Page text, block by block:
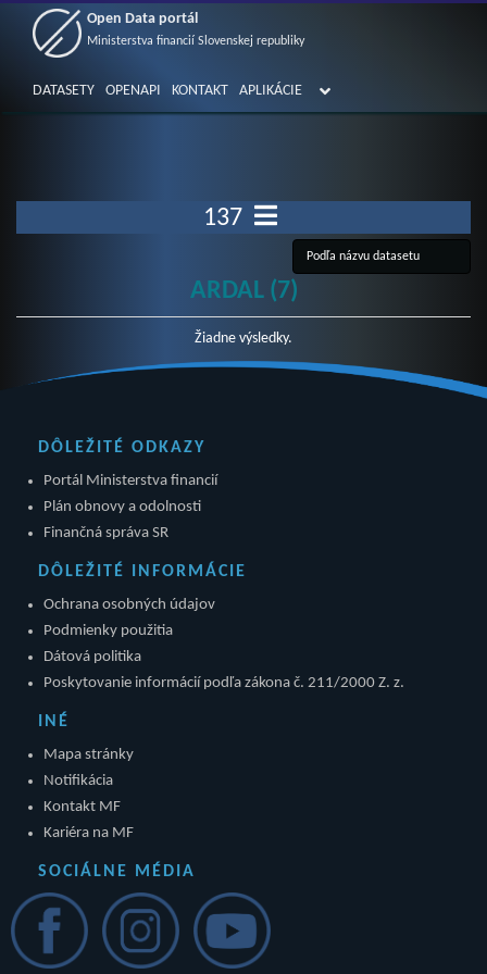
Open Data portál
Ministerstva financií Slovenskej republiky
DATASETY OPENAPI KONTAKT APLIKÁCIE
137
ARDAL (7)
Žiadne výsledky.
DÔLEŽITÉ ODKAZY
Portál Ministerstva financií
Plán obnovy a odolnosti
Finančná správa SR
DÔLEŽITÉ INFORMÁCIE
Ochrana osobných údajov
Podmienky použitia
Dátová politika
Poskytovanie informácií podľa zákona č. 211/2000 Z. z.
INÉ
Mapa stránky
Notifikácia
Kontakt MF
Kariéra na MF
SOCIÁLNE MÉDIA